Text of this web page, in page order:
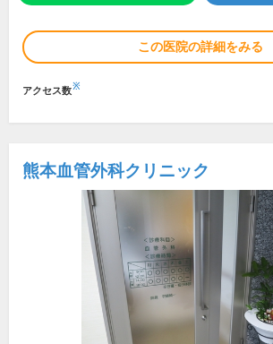
この医院の詳細をみる
アクセス数※
熊本血管外科クリニック